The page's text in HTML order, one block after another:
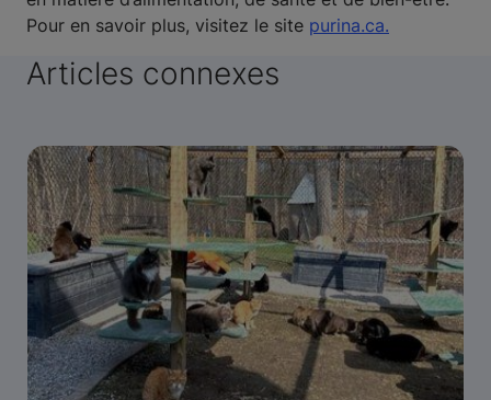
Pour en savoir plus, visitez le site purina.ca.
Articles connexes